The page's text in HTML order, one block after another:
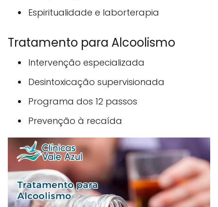
Espiritualidade e laborterapia
Tratamento para Alcoolismo
Intervenção especializada
Desintoxicação supervisionada
Programa dos 12 passos
Prevenção à recaída